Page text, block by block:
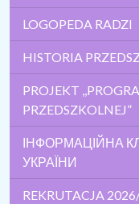
LOGOPEDA RADZI
HISTORIA
PROJEKT
PRZEDSZKOLNEJ”
ІНФОРМАЦІЙНА
УКРАЇНИ
REKRUTACJA